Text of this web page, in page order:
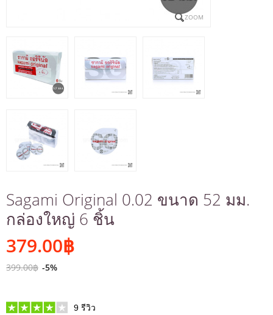
ZOOM
Sagami Original 0.02 ขนาด 52 มม.
กล่องใหญ่ 6 ชิ้น
379.00฿
399.00฿ -5%
9 รีวิว